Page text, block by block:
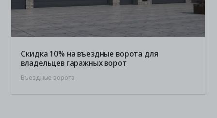
Скидка 10% на въездные ворота для
владельцев гаражных ворот
Въездные ворота